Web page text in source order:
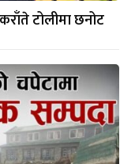
टोलीमा छनोट